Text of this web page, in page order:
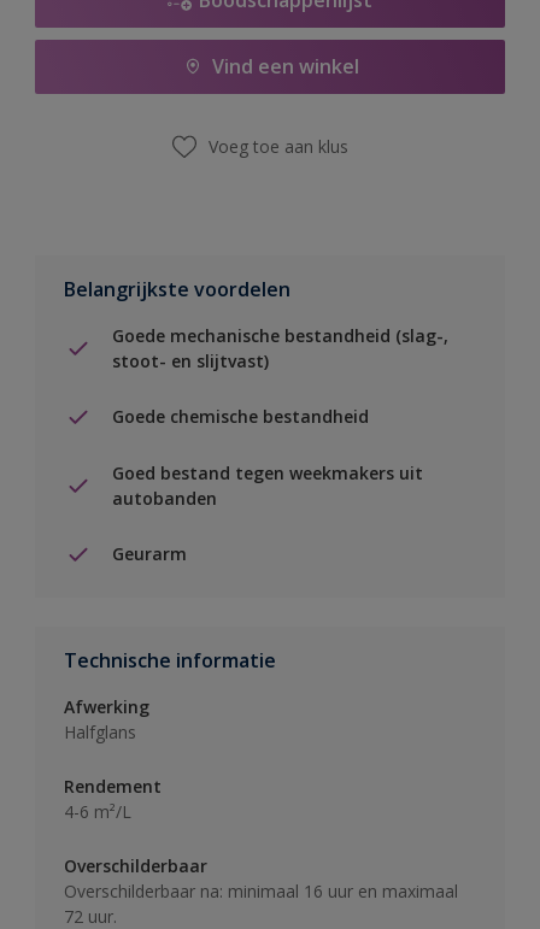
Vind een winkel
Voeg toe aan klus
Belangrijkste voordelen
Goede mechanische bestandheid (slag-,
stoot- en slijtvast)
Goede chemische bestandheid
Goed bestand tegen weekmakers uit
autobanden
Geurarm
Technische informatie
Afwerking
Halfglans
Rendement
4-6 m²/L
Overschilderbaar
Overschilderbaar na: minimaal 16 uur en maximaal
72 uur.